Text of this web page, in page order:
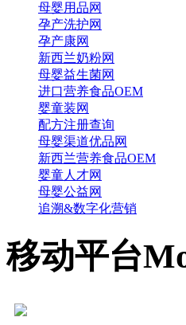
母婴用品网
孕产洗护网
孕产康网
新西兰奶粉网
母婴益生菌网
进口营养食品OEM
婴童装网
配方注册查询
母婴渠道优品网
新西兰营养食品OEM
婴童人才网
母婴公益网
追溯&数字化营销
移动平台